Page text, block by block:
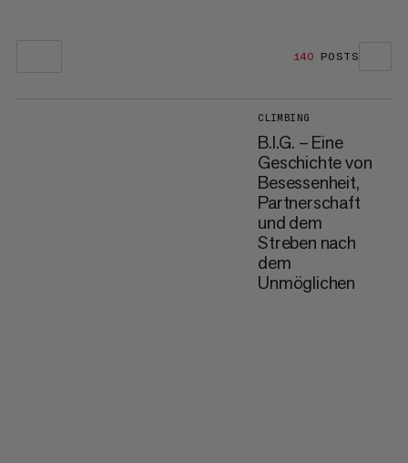
140 POSTS
CLIMBING
B.I.G. – Eine
Geschichte von
Besessenheit,
Partnerschaft
und dem
Streben nach
dem
Unmöglichen